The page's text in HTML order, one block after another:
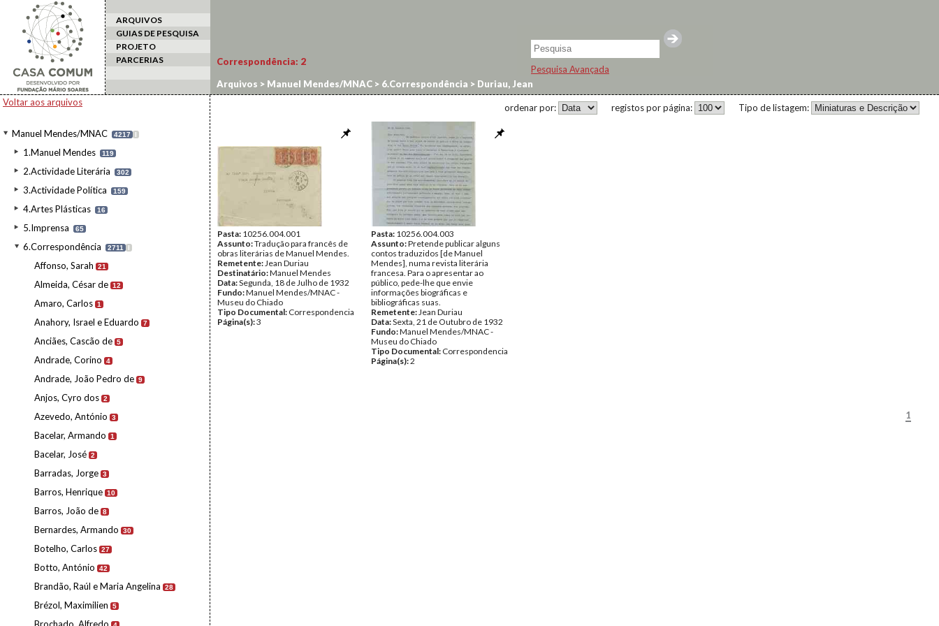
ARQUIVOS
GUIAS DE PESQUISA
PROJETO
PARCERIAS
Pesquisa Avançada
Voltar aos arquivos
Manuel Mendes/MNAC 4217 I
1.Manuel Mendes 119
2.Actividade Literária 302
3.Actividade Política 159
4.Artes Plásticas 16
5.Imprensa 65
6.Correspondência 2711 I
Affonso, Sarah 21
Almeida, César de 12
Amaro, Carlos 1
Anahory, Israel e Eduardo 7
Anciães, Cascão de 5
Andrade, Corino 4
Andrade, João Pedro de 9
Anjos, Cyro dos 2
Azevedo, António 3
Bacelar, Armando 1
Bacelar, José 2
Barradas, Jorge 3
Barros, Henrique 10
Barros, João de 8
Bernardes, Armando 30
Botelho, Carlos 27
Botto, António 42
Brandão, Raúl e Maria Angelina 28
Brézol, Maximilien 5
Correspondência: 2
Arquivos > Manuel Mendes/MNAC > 6.Correspondência > Duriau, Jean
Tipo de listagem:
registos por página:
ordenar por:
Pasta: 10256.004.001
Assunto:Tradução para francês de
obras literárias de Manuel Mendes.
Remetente:Jean Duriau
Destinatário:Manuel Mendes
Data:Segunda, 18 de Julho de 1932
Fundo:Manuel Mendes/MNAC -
Museu do Chiado
Tipo Documental: Correspondencia
Página(s):3
Pasta: 10256.004.003
Assunto:Pretende publicar alguns
contos traduzidos [de Manuel
Mendes], numa revista literária
francesa. Para o apresentar ao
público, pede-lhe que envie
informações biográficas e
bibliográficas suas.
Remetente:Jean Duriau
Data:Sexta, 21 de Outubro de 1932
Fundo:Manuel Mendes/MNAC -
Museu do Chiado
Tipo Documental: Correspondencia
Página(s):2
1